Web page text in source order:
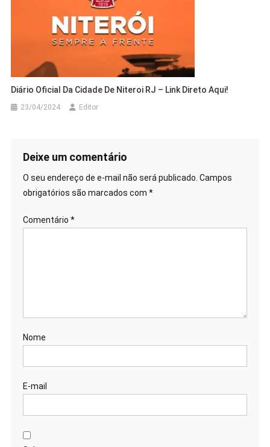
Diário Oficial Da Cidade De Niteroi RJ – Link Direto Aqui!
23/04/2024 Editor
Deixe um comentário
O seu endereço de e-mail não será publicado. Campos
obrigatórios são marcados com *
Comentário *
Nome
E-mail